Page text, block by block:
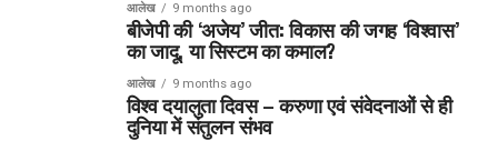
आलेख 9 months ago
बीजेपी की ‘अजेय’ जीत: विकास की जगह ‘विश्वास’
का जादू, या सिस्टम का कमाल?
आलेख 9 months ago
विश्व दयालुता दिवस – करुणा एवं संवेदनाओं से ही
दुनिया में संतुलन संभव